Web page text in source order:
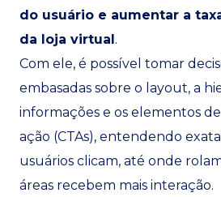
do usuário e aumentar a
da loja virtual.
Com ele, é possível tomar
embasadas sobre o layout, a
informações e os elementos
ação (CTAs), entendendo
usuários clicam, até onde
áreas recebem mais interação.